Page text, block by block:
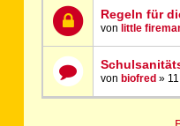
Regeln für
von little
von biofred »